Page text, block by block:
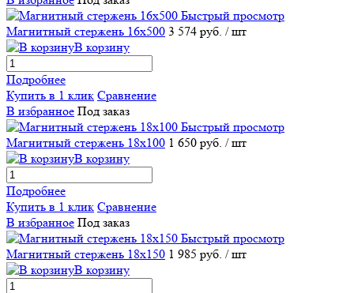
Быстрый просмотр
Магнитный стержень 16х500 3 574 руб. / шт
В корзину
Подробнее
Купить в 1 клик Сравнение
В избранное Под заказ
Быстрый просмотр
Магнитный стержень 18х100 1 650 руб. / шт
В корзину
Подробнее
Купить в 1 клик Сравнение
В избранное Под заказ
Быстрый просмотр
Магнитный стержень 18х150 1 985 руб. / шт
В корзину